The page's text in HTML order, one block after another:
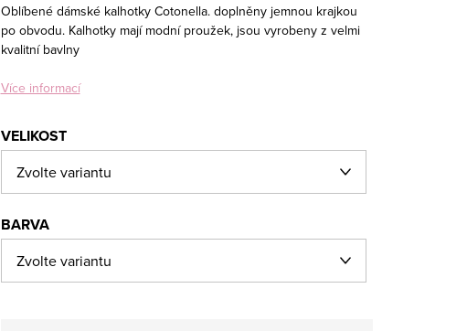
Oblíbené dámské kalhotky Cotonella. doplněny jemnou krajkou
po obvodu. Kalhotky mají modní proužek, jsou vyrobeny z velmi
kvalitní bavlny
Více informací
VELIKOST
BARVA